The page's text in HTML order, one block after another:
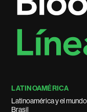
LATINOAMÉRICA
Latinoamérica y el mundo
Brasil